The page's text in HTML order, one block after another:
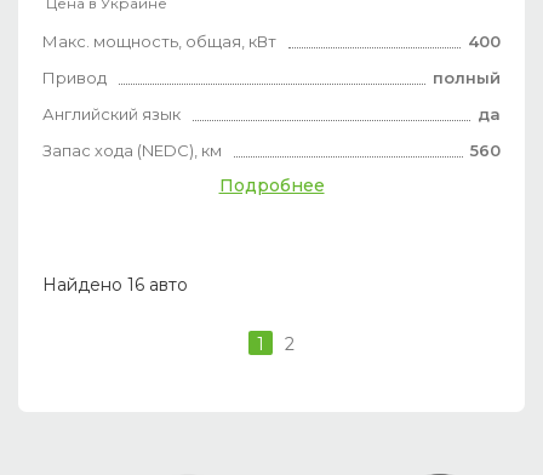
Макс. мощность, общая, кВт
400
Привод
полный
Английский язык
да
Запас хода (NEDC), км
560
Подробнее
Найдено 16 авто
1 2